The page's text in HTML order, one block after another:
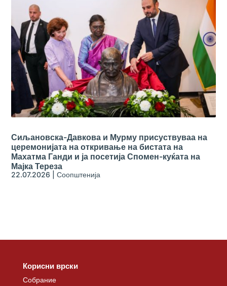
Сиљановска-Давкова и Мурму присуствуваа на
церемонијата на откривање на бистата на
Махатма Ганди и ја посетија Спомен-куќата на
Мајка Тереза
22.07.2026 |Соопштенија
Корисни врски
Собрание